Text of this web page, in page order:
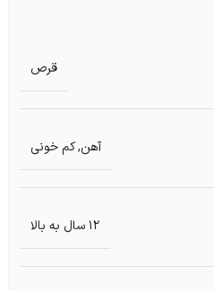
قرص
آهن,کم خونی
12 سال به بالا